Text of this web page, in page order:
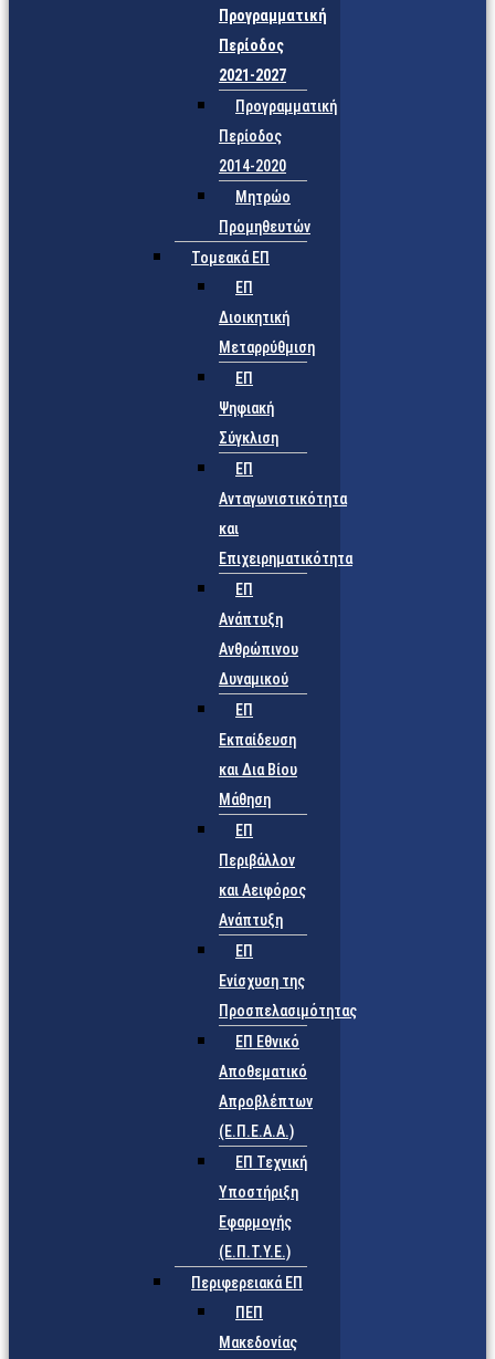
Προγραμματική
Περίοδος
2021-2027
Προγραμματική
Περίοδος
2014-2020
Μητρώο
Προμηθευτών
Τομεακά ΕΠ
ΕΠ
Διοικητική
Μεταρρύθμιση
ΕΠ
Ψηφιακή
Σύγκλιση
ΕΠ
Ανταγωνιστικότητα
και
Επιχειρηματικότητα
ΕΠ
Ανάπτυξη
Ανθρώπινου
Δυναμικού
ΕΠ
Εκπαίδευση
και Δια Βίου
Μάθηση
ΕΠ
Περιβάλλον
και Αειφόρος
Ανάπτυξη
ΕΠ
Ενίσχυση της
Προσπελασιμότητας
ΕΠ Εθνικό
Αποθεματικό
Απροβλέπτων
(Ε.Π.Ε.Α.Α.)
ΕΠ Τεχνική
Υποστήριξη
Εφαρμογής
(Ε.Π.Τ.Υ.Ε.)
Περιφερειακά ΕΠ
ΠΕΠ
Μακεδονίας